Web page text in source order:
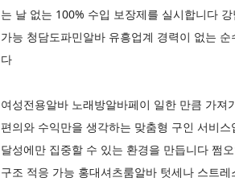
는 날 없는 100% 수입 보장제를 실시합니다
가능 청담도파민알바 유흥업계 경력이 없는
다
여성전용알바 노래방알바페이 일한 만큼 가
편의와 수익만을 생각하는 맞춤형 구인 서비
달성에만 집중할 수 있는 환경을 만듭니다 쩜
구조 적응 가능 홍대셔츠룸알바 텃세나 스트